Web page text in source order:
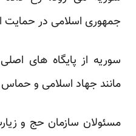
جمهوری اسلامی در حمایت
سوریه از پایگاه های
مانند جهاد اسلامی و
مسئولان سازمان حج و